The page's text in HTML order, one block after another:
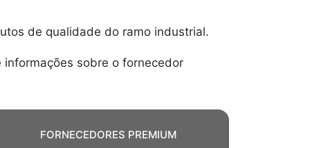
de qualidade do ramo industrial.
sobre o fornecedor
FORNECEDORES PREMIUM